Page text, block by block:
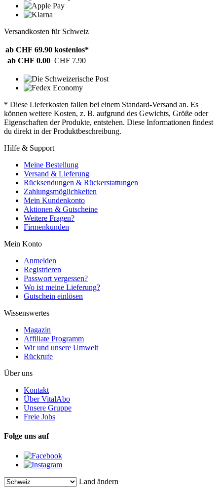
Versandkosten für Schweiz
ab CHF 69.90 kostenlos*
ab CHF 0.00 CHF 7.90
* Diese Lieferkosten fallen bei einem Standard-Versand an. Es
können weitere Kosten, z. B. aufgrund des Gewichts, Größe oder
Eigenschaften der Produkte, entstehen. Diese Informationen findest
du direkt in der Produktbeschreibung.
Hilfe & Support
Meine Bestellung
Versand & Lieferung
Rücksendungen & Rückerstattungen
Zahlungsmöglichkeiten
Mein Kundenkonto
Aktionen & Gutscheine
Weitere Fragen?
Firmenkunden
Mein Konto
Anmelden
Registrieren
Passwort vergessen?
Wo ist meine Lieferung?
Gutschein einlösen
Wissenswertes
Magazin
Affiliate Programm
Wir und unsere Umwelt
Rückrufe
Über uns
Kontakt
Über VitalAbo
Unsere Gruppe
Freie Jobs
Folge uns auf
Land ändern